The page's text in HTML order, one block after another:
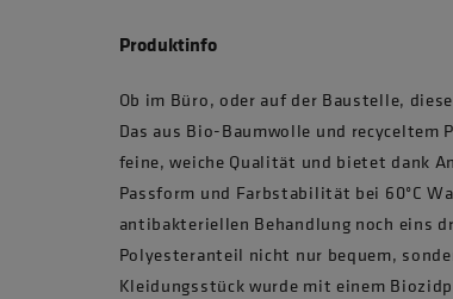
Produktinfo
Ob im Büro, oder auf der Baustelle,
Das aus Bio-Baumwolle und
feine, weiche Qualität und bietet dank
Passform und Farbstabilität bei 60°C
antibakteriellen Behandlung noch eins
Polyesteranteil nicht nur bequem,
Kleidungsstück wurde mit einem